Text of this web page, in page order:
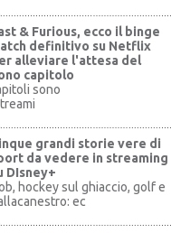
& Furious, ecco il binge
definitivo su Netflix
alleviare l'attesa del
capitolo
sono
grandi storie vere di
da vedere in streaming
DIsney+
hockey sul ghiaccio, golf e
ec